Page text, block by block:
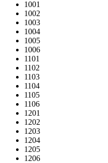
1001
1002
1003
1004
1005
1006
1101
1102
1103
1104
1105
1106
1201
1202
1203
1204
1205
1206